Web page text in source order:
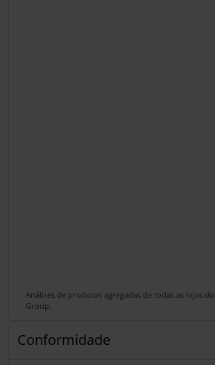
Análises de produtos agregadas de todas as lojas
Group.
Conformidade